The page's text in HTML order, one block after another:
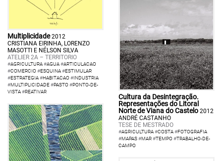
Multiplicidade2012
CRISTIANA EIRINHA, LORENZO
MASOTTI E NÉLSON SILVA
ATELIER 2A – TERRITORIO
#AGRICULTURA#AGUA#ARTICULACAO
#COMERCIO#ESQUINA#ESTIMULAR
#ESTRATEGIA#HABITACAO#INDUSTRIA
#MULTIPLICIDADE#PASTO#PONTO-DE-
VISTA#REATIVAR
Cultura da Desintegração.
Representações do Litoral
Norte de Viana do Castelo 2012
ANDRÉ CASTANHO
TESE DE MESTRADO
#AGRICULTURA#COSTA#FOTOGRAFIA
#MAPAS#MAR#TEMPO#TRABALHO-DE-
CAMPO